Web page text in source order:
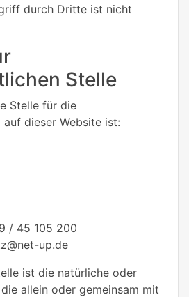
durch Dritte ist nicht
Stelle
Stelle für die
dieser Website ist:
/ 45 105 200
up.de
ist die natürliche oder
allein oder gemeinsam mit